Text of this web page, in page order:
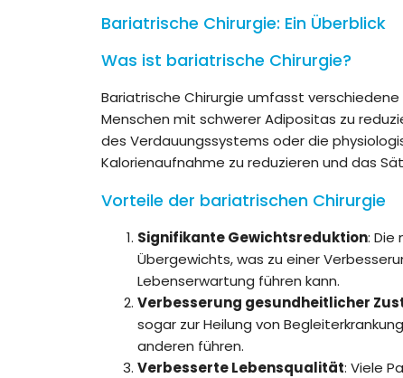
Bariatrische Chirurgie: Ein Überblick
Was ist bariatrische Chirurgie?
Bariatrische Chirurgie umfasst
Menschen mit schwerer Adipositas zu
des Verdauungssystems oder die
Kalorienaufnahme zu reduzieren und das
Vorteile der bariatrischen Chirurgie
Signifikante Gewichtsreduktion: Die
Übergewichts, was zu einer
Lebenserwartung führen kann.
Verbesserung gesundheitlicher
sogar zur Heilung von
anderen führen.
Verbesserte Lebensqualität: Viele